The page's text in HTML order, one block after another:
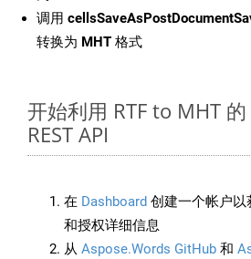
调用
转换为 MHT 格式
开始利用 RTF to MHT
REST API
在 Dashboard 创建一个帐户以
和授权详细信息
从 Aspose.Words GitHub 和